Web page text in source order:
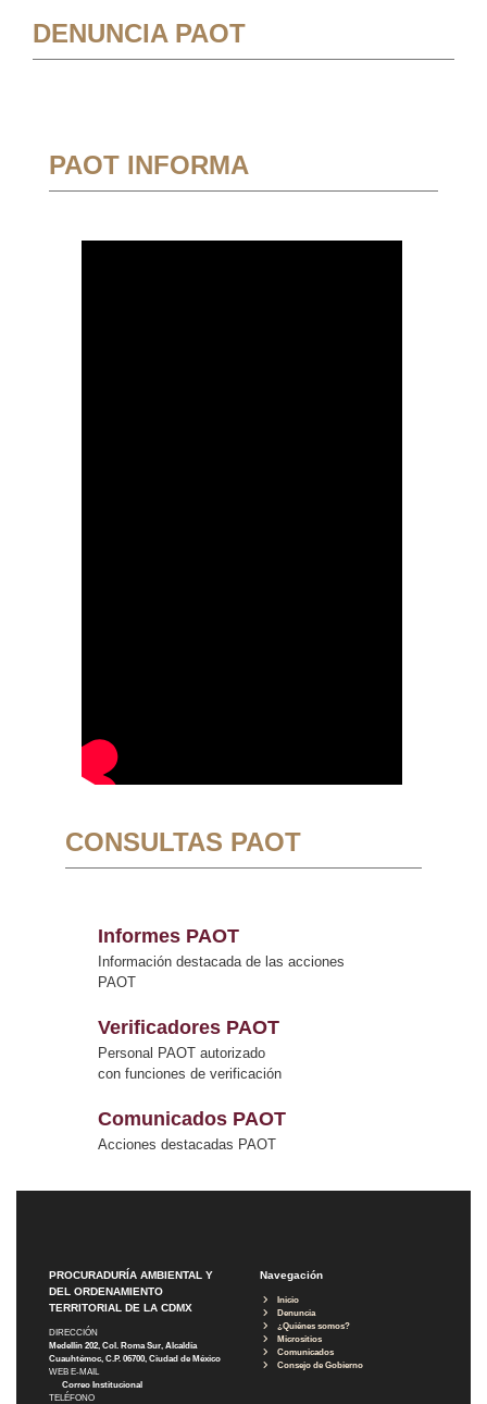
DENUNCIA PAOT
PAOT INFORMA
CONSULTAS PAOT
Informes PAOT
Información destacada de las acciones
PAOT
Verificadores PAOT
Personal PAOT autorizado
con funciones de verificación
Comunicados PAOT
Acciones destacadas PAOT
PROCURADURÍA AMBIENTAL Y
DEL ORDENAMIENTO
TERRITORIAL DE LA CDMX
DIRECCIÓN
Medellín 202, Col. Roma Sur, Alcaldía
Cuauhtémoc, C.P. 06700, Ciudad de México
WEB E-MAIL
Correo Institucional
TELÉFONO
Navegación
Inicio
Denuncia
¿Quiénes somos?
Micrositios
Comunicados
Consejo de Gobierno